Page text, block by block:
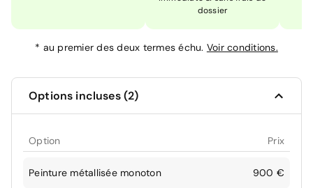
dossier
* au premier des deux termes échu. Voir conditions.
Options incluses (2)
Option Prix
Peinture métallisée monoton 900 €